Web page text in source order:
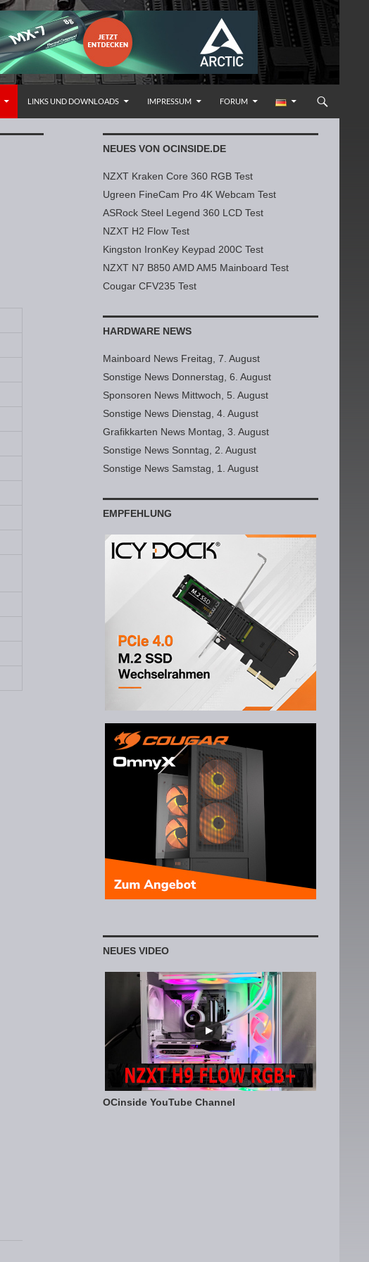
LINKS UND DOWNLOADS IMPRESSUM FORUM
NEUES VON OCINSIDE.DE
NZXT Kraken Core 360 RGB Test
Ugreen FineCam Pro 4K Webcam Test
ASRock Steel Legend 360 LCD Test
NZXT H2 Flow Test
Kingston IronKey Keypad 200C Test
NZXT N7 B850 AMD AM5 Mainboard Test
Cougar CFV235 Test
HARDWARE NEWS
Mainboard News Freitag, 7. August
Sonstige News Donnerstag, 6. August
Sponsoren News Mittwoch, 5. August
Sonstige News Dienstag, 4. August
Grafikkarten News Montag, 3. August
Sonstige News Sonntag, 2. August
Sonstige News Samstag, 1. August
EMPFEHLUNG
NEUES VIDEO
OCinside YouTube Channel